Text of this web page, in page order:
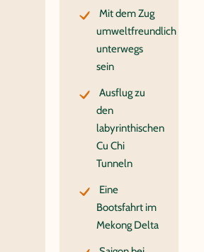
Mit dem Zug
umweltfreundlich
unterwegs
sein
Ausflug zu
den
labyrinthischen
Cu Chi
Tunneln
Eine
Bootsfahrt im
Mekong Delta